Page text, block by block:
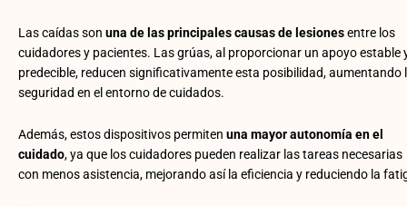
Las caídas son una de las principales causas de lesionesentre los
cuidadores y pacientes. Las grúas, al proporcionar un apoyo estable
predecible, reducen significativamente esta posibilidad, aumentando
seguridad en el entorno de cuidados.
Además, estos dispositivos permiten una mayor autonomía en el
cuidado, ya que los cuidadores pueden realizar las tareas necesarias
con menos asistencia, mejorando así la eficiencia y reduciendo la